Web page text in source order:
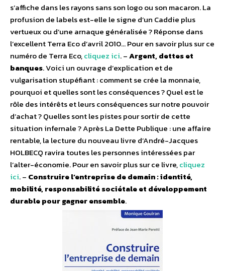
s’affiche dans les rayons sans son logo ou son macaron. La
profusion de labels est-elle le signe d’un Caddie plus
vertueux ou d’une arnaque généralisée ? Réponse dans
l’excellent Terra Eco d’avril 2010… Pour en savoir plus sur ce
numéro de Terra Eco,cliquez ici. –Argent, dettes et
banques. Voici un ouvrage d’explication et de
vulgarisation stupéfiant : comment se crée la monnaie,
pourquoi et quelles sont les conséquences ? Quel est le
rôle des intérêts et leurs conséquences sur notre pouvoir
d’achat ? Quelles sont les pistes pour sortir de cette
situation infernale ? Après La Dette Publique : une affaire
rentable, la lecture du nouveau livre d’André-Jacques
HOLBECQ ravira toutes les personnes intéressées par
l’alter-économie. Pour en savoir plus sur ce livre,cliquez
ici. – Construire l’entreprise de demain : identité,
mobilité, responsabilité sociétale et développement
durable pour gagner ensemble.